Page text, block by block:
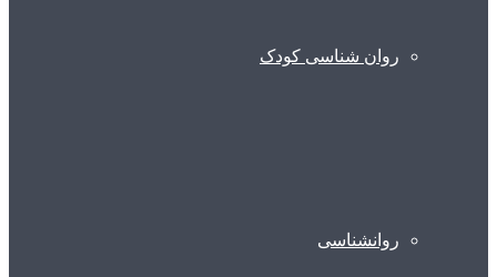
روان شناسی کودک
روانشناسی